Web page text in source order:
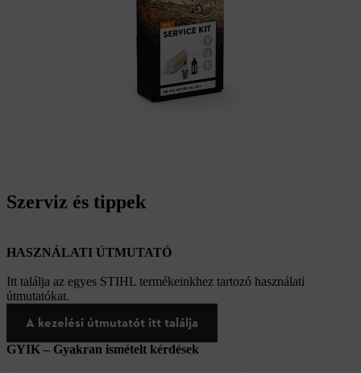
Szerviz és tippek
HASZNÁLATI ÚTMUTATÓ
Itt találja az egyes STIHL termékeinkhez tartozó használati
útmutatókat.
A kezelési útmutatót itt találja
GYIK – Gyakran ismételt kérdések